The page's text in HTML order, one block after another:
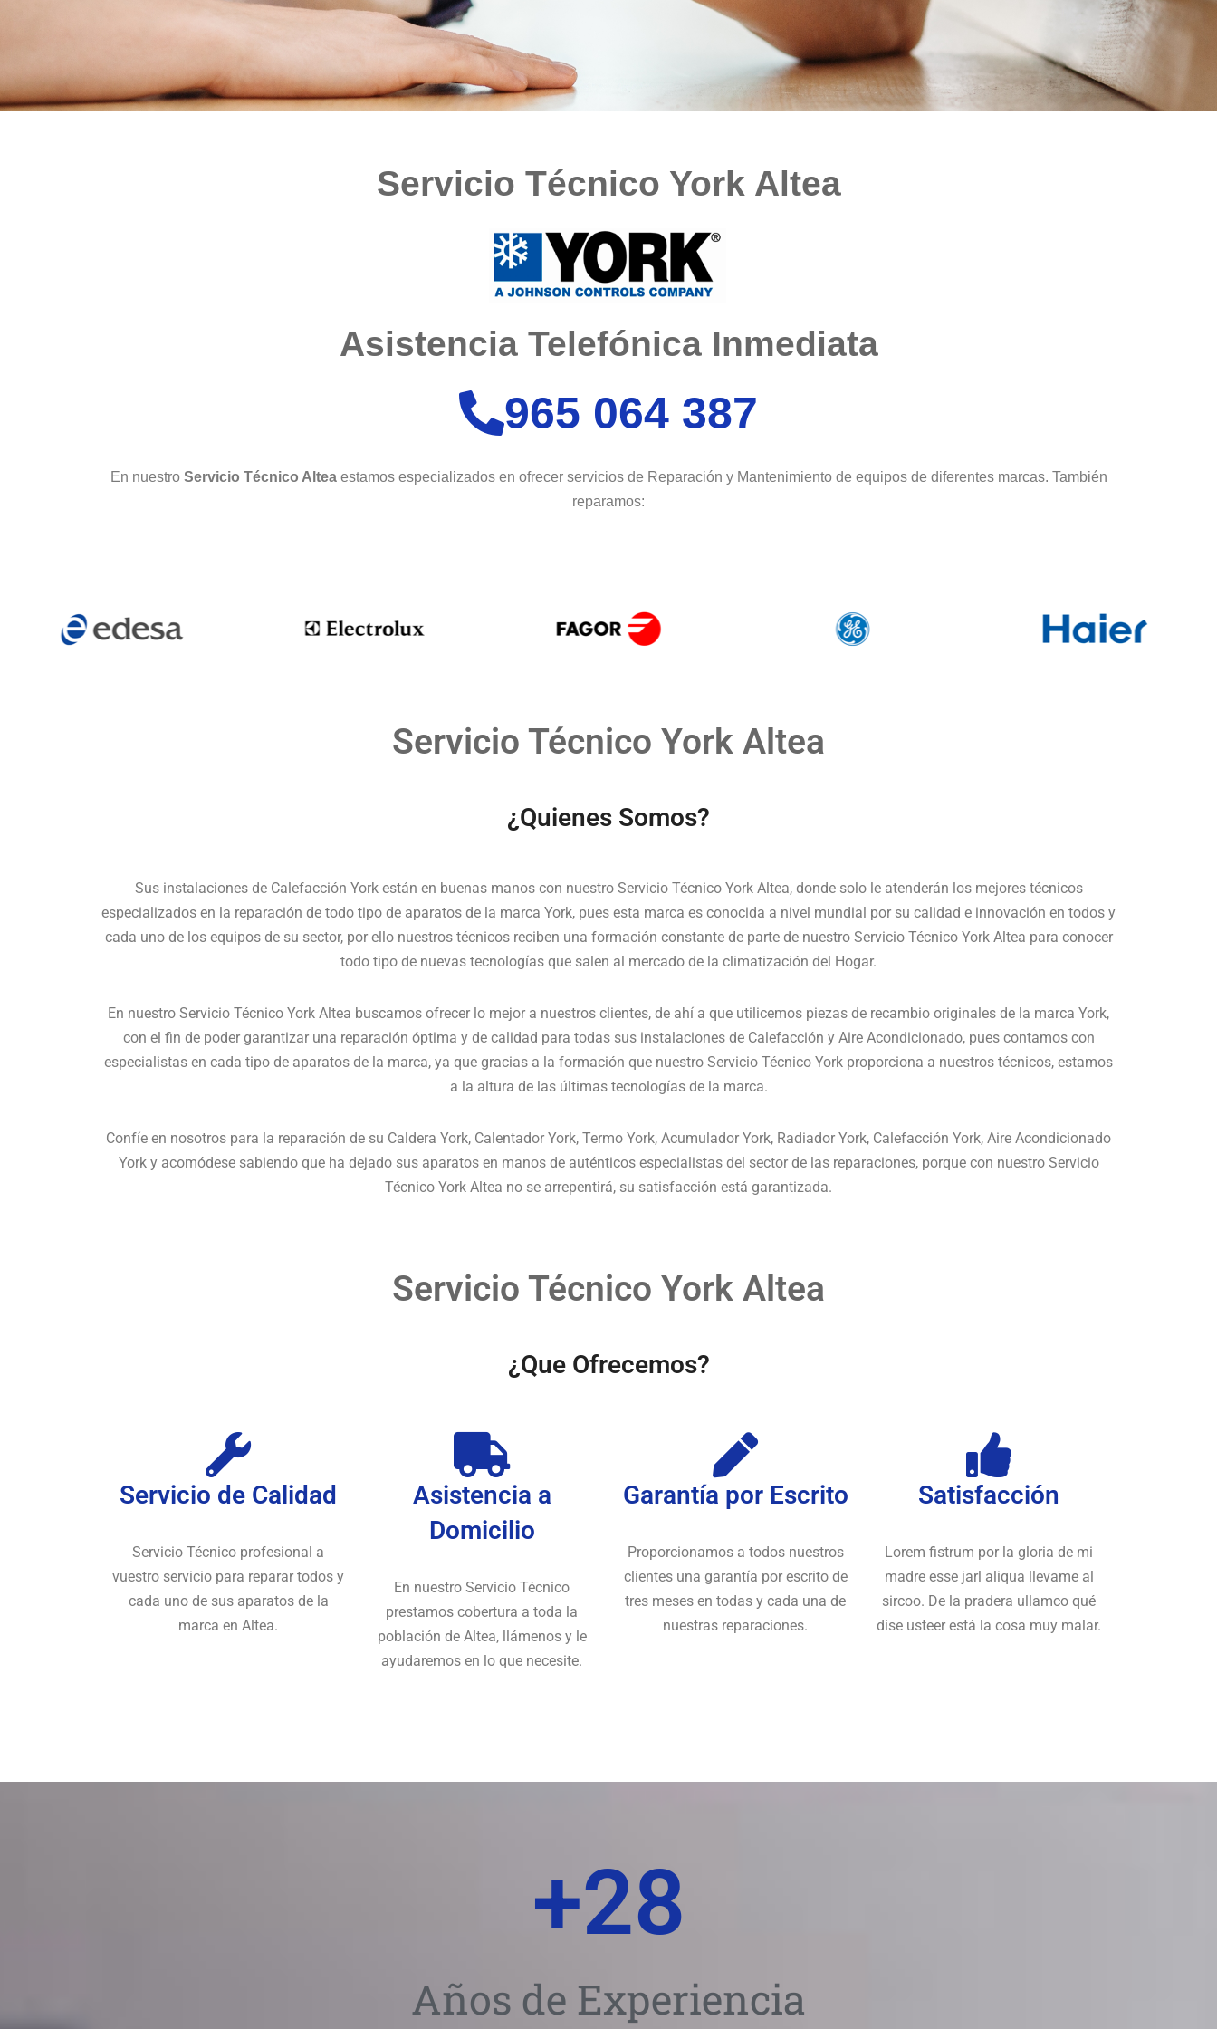
Servicio Técnico York Altea
Asistencia Telefónica Inmediata​​
965 064 387
En nuestro Servicio Técnico Alteaestamos especializados en ofrecer servicios de Reparación y Mantenimiento de equipos de diferentes marcas. También
reparamos:
Servicio Técnico York Altea
¿Quienes Somos?
Sus instalaciones de Calefacción York están en buenas manos con nuestro Servicio Técnico York Altea, donde solo le atenderán los mejores técnicos
especializados en la reparación de todo tipo de aparatos de la marca York, pues esta marca es conocida a nivel mundial por su calidad e innovación en todos y
cada uno de los equipos de su sector, por ello nuestros técnicos reciben una formación constante de parte de nuestro Servicio Técnico York Altea para conocer
todo tipo de nuevas tecnologías que salen al mercado de la climatización del Hogar.
En nuestro Servicio Técnico York Altea buscamos ofrecer lo mejor a nuestros clientes, de ahí a que utilicemos piezas de recambio originales de la marca York,
con el fin de poder garantizar una reparación óptima y de calidad para todas sus instalaciones de Calefacción y Aire Acondicionado, pues contamos con
especialistas en cada tipo de aparatos de la marca, ya que gracias a la formación que nuestro Servicio Técnico York proporciona a nuestros técnicos, estamos
a la altura de las últimas tecnologías de la marca.
Confíe en nosotros para la reparación de su Caldera York, Calentador York, Termo York, Acumulador York, Radiador York, Calefacción York, Aire Acondicionado
York y acomódese sabiendo que ha dejado sus aparatos en manos de auténticos especialistas del sector de las reparaciones, porque con nuestro Servicio
Técnico York Altea no se arrepentirá, su satisfacción está garantizada.
Servicio Técnico York Altea
¿Que Ofrecemos?
Servicio de Calidad
Servicio Técnico profesional a
vuestro servicio para reparar todos y
cada uno de sus aparatos de la
marca en Altea.
Asistencia a
Domicilio
En nuestro Servicio Técnico
prestamos cobertura a toda la
población de Altea, llámenos y le
ayudaremos en lo que necesite.
Garantía por Escrito
Proporcionamos a todos nuestros
clientes una garantía por escrito de
tres meses en todas y cada una de
nuestras reparaciones.
Satisfacción
Lorem fistrum por la gloria de mi
madre esse jarl aliqua llevame al
sircoo. De la pradera ullamco qué
dise usteer está la cosa muy malar.
Años de Experiencia
+28